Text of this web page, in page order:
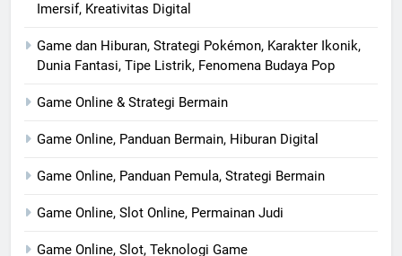
Imersif, Kreativitas Digital
Game dan Hiburan, Strategi Pokémon, Karakter Ikonik,
Dunia Fantasi, Tipe Listrik, Fenomena Budaya Pop
Game Online & Strategi Bermain
Game Online, Panduan Bermain, Hiburan Digital
Game Online, Panduan Pemula, Strategi Bermain
Game Online, Slot Online, Permainan Judi
Game Online, Slot, Teknologi Game